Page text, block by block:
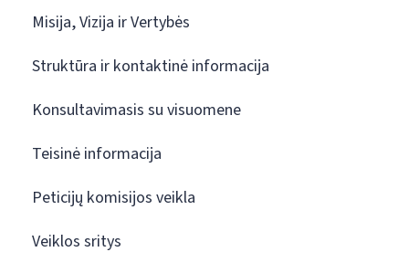
Misija, Vizija ir Vertybės
Struktūra ir kontaktinė informacija
Konsultavimasis su visuomene
Teisinė informacija
Peticijų komisijos veikla
Veiklos sritys